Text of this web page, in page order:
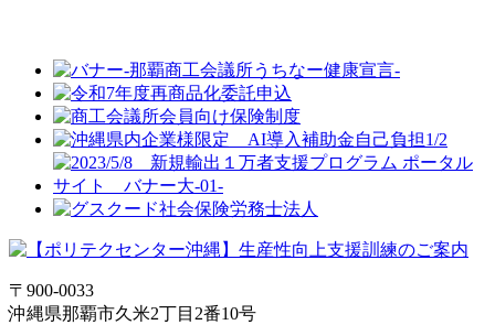
〒900-0033
沖縄県那覇市久米2丁目2番10号